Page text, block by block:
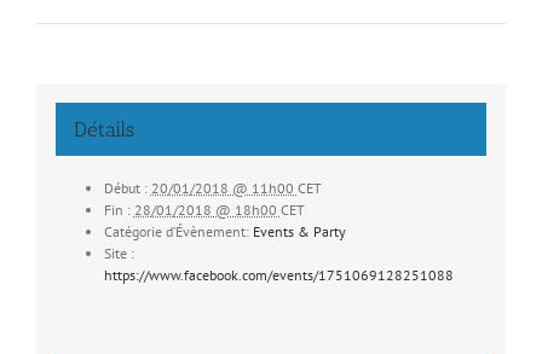
Détails
Début : 20/01/2018 @ 11h00 CET
Fin : 28/01/2018 @ 18h00 CET
Catégorie d’Évènement: Events & Party
Site :
https://www.facebook.com/events/1751069128251088